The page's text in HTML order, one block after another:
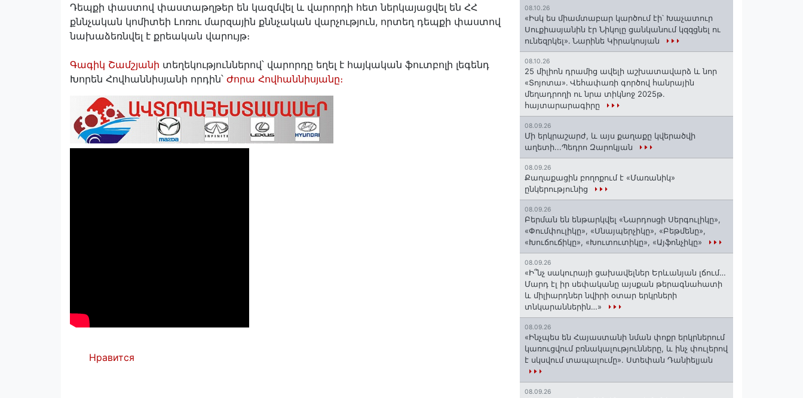
Դեպքի փաստով փաստաթղթեր են կազմվել և վարորդի հետ ներկայացվել են ՀՀ
քննչական կոմիտեի Լոռու մարզային քննչական վարչություն, որտեղ դեպքի փաստով
նախաձեռնվել է քրեական վարույթ։
Գագիկ Շամշյանի տեղեկություններով՝ վարորդը եղել է հայկական ֆուտբոլի լեգենդ
Խորեն Հովհաննիսյանի որդին՝ Ժորա Հովհաննիսյանը։
Нравится
08.10.26
«Իսկ ես միամտաբար կարծում էի՝ Խաչատուր
Սուքիասյանին էր Նիկոլը ցանկանում կզզցնել ու
ունեզրկել»․ Նարինե Կիրակոսյան
08.10.26
25 միլիոն դրամից ավելի աշխատավարձ և նոր
«Տոյոտա»․ Վեհափառի գործով հանրային
մեղադրողի ու նրա տիկնոջ 2025թ.
հայտարարագիրը
08.09.26
Մի երկրաշարժ, և այս քաղաքը կվերածվի
աղետի...Պեդրո Զարոկյան
08.09.26
Քաղաքացին բողոքում է «Մառանիկ»
ընկերությունից
08.09.26
Բերման են ենթարկվել «Նարդոսցի Սերգուլիկը»,
«Փումփուլիկը», «Սնայպերչիկը», «Բեթմենը»,
«Խուճուճիկը», «Խուտուտիկը», «Այֆոնչիկը»
08.09.26
«Ի՞նչ սակուրայի ցախավելներ Երևանյան լճում…
Մարդ էլ իր սեփականը այսքան թերագնահատի
և միլիարդներ նվիրի օտար երկրների
տնկարաններին…»
08.09.26
«Ինչպես են Հայաստանի նման փոքր երկրներում
կառուցվում բռնակալությունները, և ինչ փուլերով
է սկսվում տապալումը». Ստեփան Դանիելյան
08.09.26